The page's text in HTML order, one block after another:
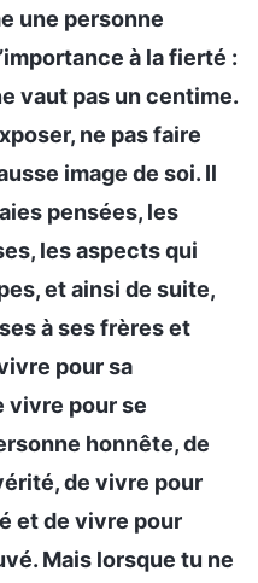
une personne
à la fierté :
vaut pas un centime.
ne pas faire
image de soi. Il
pensées, les
les aspects qui
et ainsi de suite,
à ses frères et
pour sa
vivre pour se
honnête, de
de vivre pour
et de vivre pour
Mais lorsque tu ne